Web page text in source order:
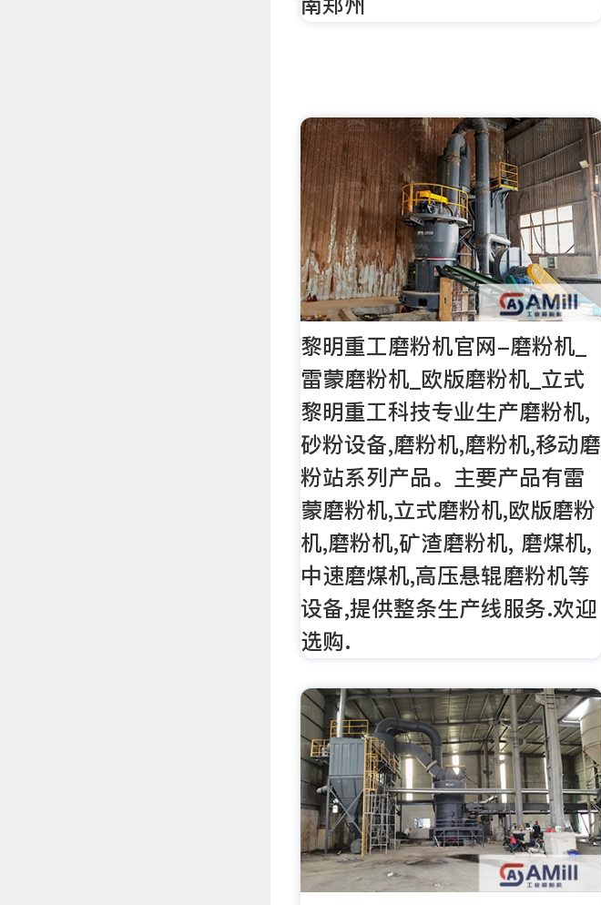
黎明重工磨粉机官网-磨粉机_
雷蒙磨粉机_欧版磨粉机_立式
黎明重工科技专业生产磨粉机,
砂粉设备,磨粉机,磨粉机,移动磨
粉站系列产品。主要产品有雷
蒙磨粉机,立式磨粉机,欧版磨粉
机,磨粉机,矿渣磨粉机, 磨煤机,
中速磨煤机,高压悬辊磨粉机等
设备,提供整条生产线服务.欢迎
选购.